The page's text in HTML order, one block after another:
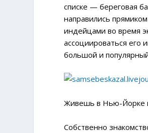
списке — береговая
направились
индейцами во время
ассоциироваться его
большой и
Живешь в Нью-Йорке
Собственно